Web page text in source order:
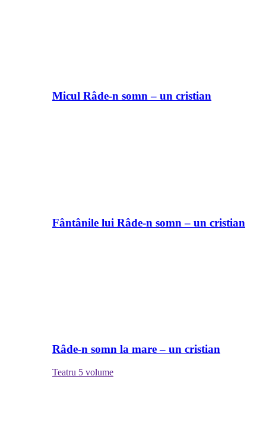
Micul Râde-n somn – un cristian
Fântânile lui Râde-n somn – un cristian
Râde-n somn la mare – un cristian
Teatru 5 volume